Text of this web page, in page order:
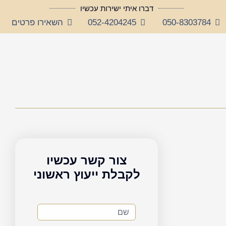
דברו איתי ישירות עכשיו
050-8303784
052-4204245 השאירו פרטים
צור קשר עכשיו
לקבלת ייעוץ ראשוני
שם